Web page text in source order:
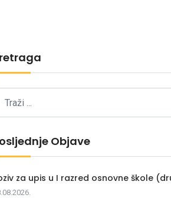
Objave
za upis u I razred osnovne škole